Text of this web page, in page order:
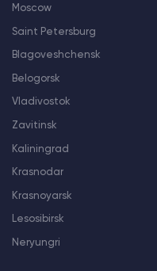
Moscow
Saint Petersburg
Blagoveshchensk
Belogorsk
Vladivostok
Zavitinsk
Kaliningrad
Krasnodar
Krasnoyarsk
Lesosibirsk
Neryungri